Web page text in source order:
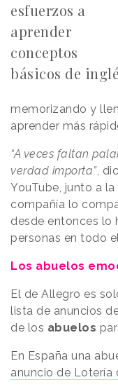
esfuerzos a
aprender
conceptos
básicos de
memorizando y
aprender más
“A veces faltan
verdad importa”,
YouTube, junto a
compañía lo
desde entonces lo
personas en todo
Los abuelos
El de Allegro es
lista de anuncios
de los abuelos
En España una
anuncio de Lotería